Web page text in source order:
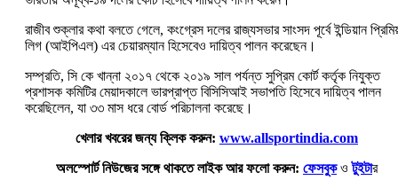
রাজীব শুক্লার কথা বলতে গেলে, কংগ্রেস দলের রাজ্যসভার সাংসদ পূর্বে ইন্ডিয়ান
লিগ (আইপিএল) এর চেয়ারম্যান হিসেবেও দায়িত্ব পালন করেছেন।
সম্প্রতি, সি কে খান্না ২০১৭ থেকে ২০১৯ সাল পর্যন্ত সুপ্রিম কোর্ট কর্তৃক নিযুক্ত
প্রশাসক কমিটির মেয়াদকালে ভারপ্রাপ্ত বিসিসিআই সভাপতি হিসেবে দায়িত্ব পালন
করেছিলেন, যা ৩৩ মাস ধরে বোর্ড পরিচালনা করেছে।
খেলার খবরের জন্য ক্লিক করুন: www.allsportindia.com
অলস্পোর্ট নিউজের সঙ্গে থাকতে লাইক আর ফলো করুন: ফেসবুকওটুইটার